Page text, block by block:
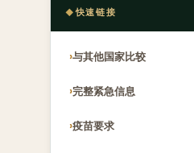
快速链接
与其他国家比较
完整紧急信息
疫苗要求